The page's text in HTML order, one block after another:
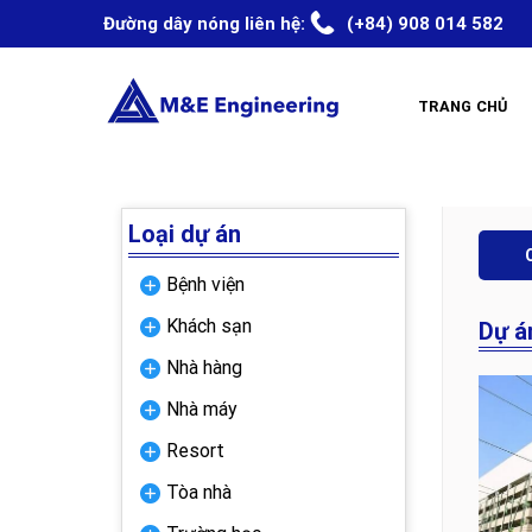
to
Đường dây nóng liên hệ: (+84) 908 014 582
TRANG CHỦ
Loại dự án
Bệnh viện
Khách sạn
Nhà hàng
Nhà máy
Resort
Tòa nhà
Dự